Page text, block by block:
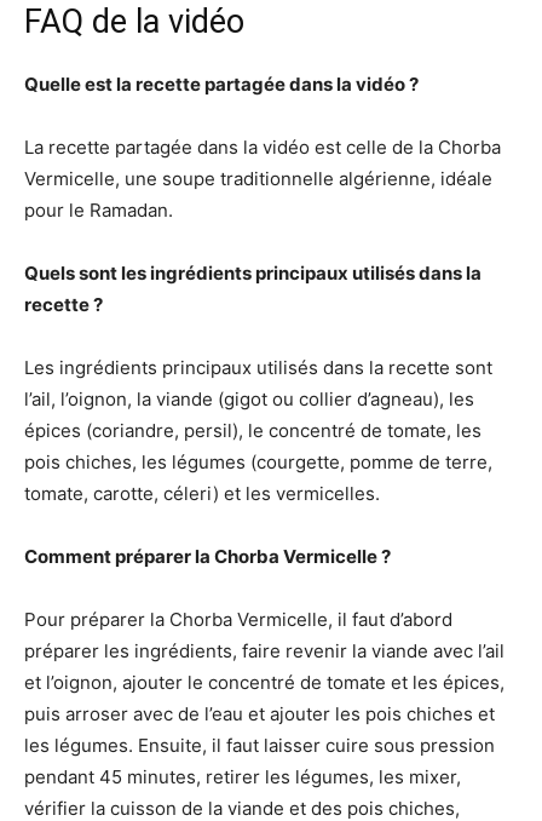
FAQ de la vidéo
Quelle est la recette partagée dans la vidéo ?
La recette partagée dans la vidéo est celle de la Chorba
Vermicelle, une soupe traditionnelle algérienne, idéale
pour le Ramadan.
Quels sont les ingrédients principaux utilisés dans la
recette ?
Les ingrédients principaux utilisés dans la recette sont
l’ail, l’oignon, la viande (gigot ou collier d’agneau), les
épices (coriandre, persil), le concentré de tomate, les
pois chiches, les légumes (courgette, pomme de terre,
tomate, carotte, céleri) et les vermicelles.
Comment préparer la Chorba Vermicelle ?
Pour préparer la Chorba Vermicelle, il faut d’abord
préparer les ingrédients, faire revenir la viande avec l’ail
et l’oignon, ajouter le concentré de tomate et les épices,
puis arroser avec de l’eau et ajouter les pois chiches et
les légumes. Ensuite, il faut laisser cuire sous pression
pendant 45 minutes, retirer les légumes, les mixer,
vérifier la cuisson de la viande et des pois chiches,